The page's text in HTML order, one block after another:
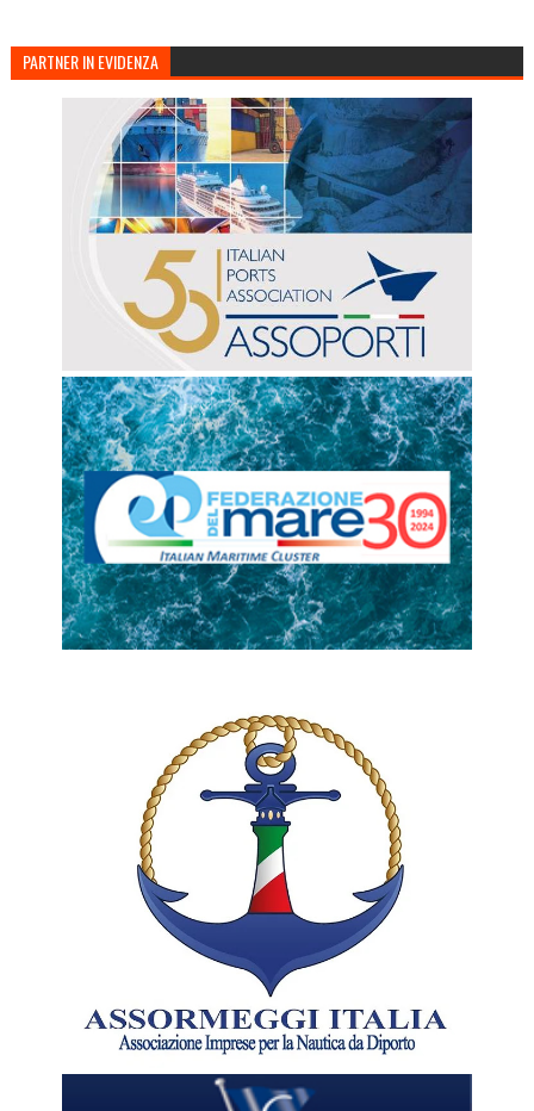
PARTNER IN EVIDENZA